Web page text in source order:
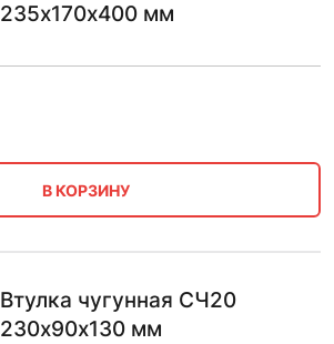
235х170х400 мм
В КОРЗИНУ
Втулка чугунная СЧ20
230х90х130 мм